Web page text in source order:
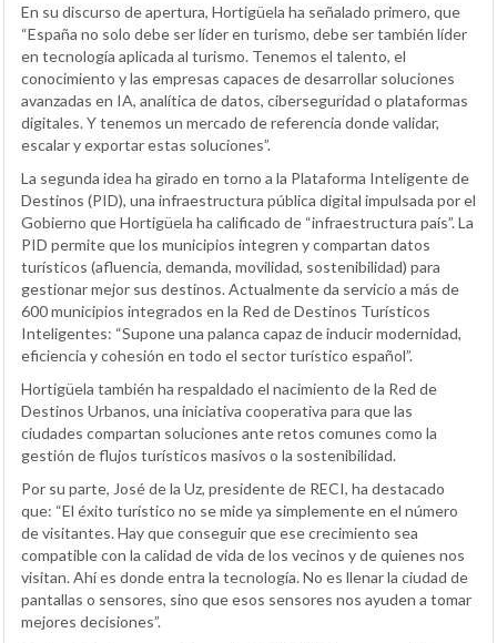
En su discurso de apertura, Hortigüela ha señalado primero, que
“España no solo debe ser líder en turismo, debe ser también líder
en tecnología aplicada al turismo. Tenemos el talento, el
conocimiento y las empresas capaces de desarrollar soluciones
avanzadas en IA, analítica de datos, ciberseguridad o plataformas
digitales. Y tenemos un mercado de referencia donde validar,
escalar y exportar estas soluciones”.
La segunda idea ha girado en torno a la Plataforma Inteligente de
Destinos (PID), una infraestructura pública digital impulsada por el
Gobierno que Hortigüela ha calificado de “infraestructura país”. La
PID permite que los municipios integren y compartan datos
turísticos (afluencia, demanda, movilidad, sostenibilidad) para
gestionar mejor sus destinos. Actualmente da servicio a más de
600 municipios integrados en la Red de Destinos Turísticos
Inteligentes: “Supone una palanca capaz de inducir modernidad,
eficiencia y cohesión en todo el sector turístico español”.
Hortigüela también ha respaldado el nacimiento de la Red de
Destinos Urbanos, una iniciativa cooperativa para que las
ciudades compartan soluciones ante retos comunes como la
gestión de flujos turísticos masivos o la sostenibilidad.
Por su parte, José de la Uz, presidente de RECI, ha destacado
que: “El éxito turístico no se mide ya simplemente en el número
de visitantes. Hay que conseguir que ese crecimiento sea
compatible con la calidad de vida de los vecinos y de quienes nos
visitan. Ahí es donde entra la tecnología. No es llenar la ciudad de
pantallas o sensores, sino que esos sensores nos ayuden a tomar
mejores decisiones”.